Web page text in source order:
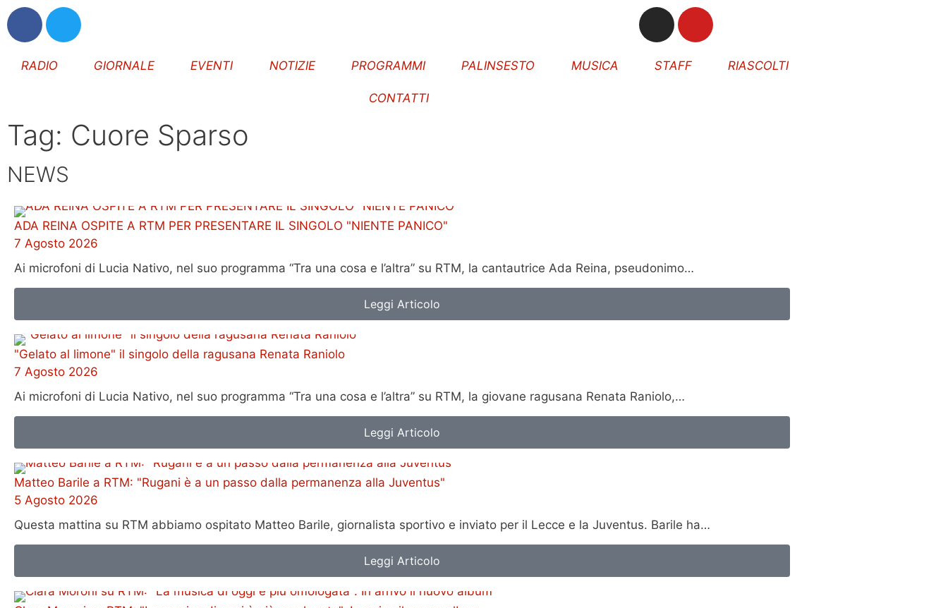
RADIO GIORNALE EVENTI NOTIZIE PROGRAMMI PALINSESTO MUSICA STAFF RIASCOLTI
CONTATTI
Tag: Cuore Sparso
NEWS
ADA REINA OSPITE A RTM PER PRESENTARE IL SINGOLO "NIENTE PANICO"
7 Agosto 2026
Ai microfoni di Lucia Nativo, nel suo programma “Tra una cosa e l’altra” su RTM, la cantautrice Ada Reina, pseudonimo…
Leggi Articolo
"Gelato al limone" il singolo della ragusana Renata Raniolo
7 Agosto 2026
Ai microfoni di Lucia Nativo, nel suo programma “Tra una cosa e l’altra” su RTM, la giovane ragusana Renata Raniolo,…
Leggi Articolo
Matteo Barile a RTM: "Rugani è a un passo dalla permanenza alla Juventus"
5 Agosto 2026
Questa mattina su RTM abbiamo ospitato Matteo Barile, giornalista sportivo e inviato per il Lecce e la Juventus. Barile ha…
Leggi Articolo